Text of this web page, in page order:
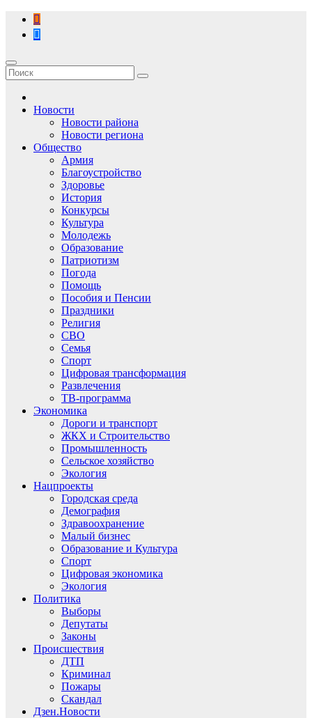
Перейти
содержимому
Новости
Новости района
Новости региона
Общество
Армия
Благоустройство
Здоровье
История
Конкурсы
Культура
Молодежь
Образование
Патриотизм
Погода
Помощь
Пособия и Пенсии
Праздники
Религия
СВО
Семья
Спорт
Цифровая трансформация
Развлечения
ТВ-программа
Экономика
Дороги и транспорт
ЖКХ и Строительство
Промышленность
Сельское хозяйство
Экология
Нацпроекты
Городская среда
Демография
Здравоохранение
Малый бизнес
Образование и Культура
Спорт
Цифровая экономика
Экология
Политика
Выборы
Депутаты
Законы
Происшествия
ДТП
Криминал
Пожары
Скандал
Дзен.Новости